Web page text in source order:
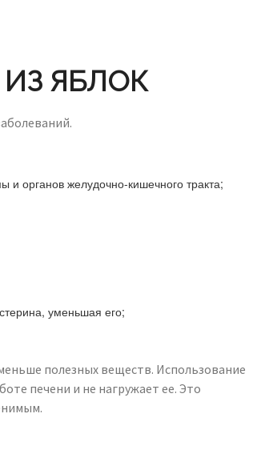
ЯБЛОК
и органов желудочно-кишечного тракта;
уменьшая его;
полезных веществ. Использование
печени и не нагружает ее. Это